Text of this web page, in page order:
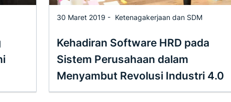
30 Maret 2019 - Ketenagakerjaan dan SDM
Kehadiran Software HRD pada
Sistem Perusahaan dalam
Menyambut Revolusi Industri 4.0